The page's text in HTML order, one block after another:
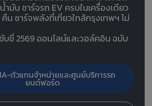
มัน ชาร์จรถ EV ครบในเครื่องเดียว
คืน ชาร์จพลังที่เที่ยวใกล้กรุงเทพฯ ไม่
บขี่ 2569 ออนไลน์และวอล์คอิน ฉบับ
ตัวแทนจำหน่ายและศูนย์บริการรถ
ยนต์ฟอร์ด